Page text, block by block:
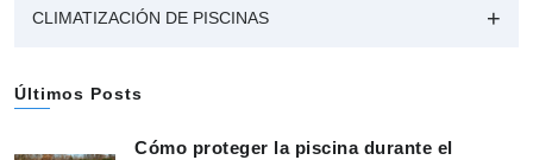
CLIMATIZACIÓN DE PISCINAS
Últimos Posts
Cómo proteger la piscina durante el